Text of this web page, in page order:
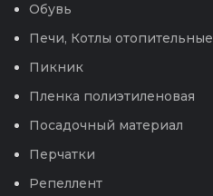
Обувь
Печи, Котлы отопительные
Пикник
Пленка полиэтиленовая
Посадочный материал
Перчатки
Репеллент